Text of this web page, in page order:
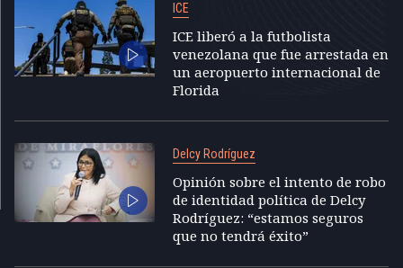
ICE
ICE liberó a la futbolista
venezolana que fue arrestada en
un aeropuerto internacional de
Florida
Delcy Rodríguez
Opinión sobre el intento de robo
de identidad política de Delcy
Rodríguez: “estamos seguros
que no tendrá éxito”